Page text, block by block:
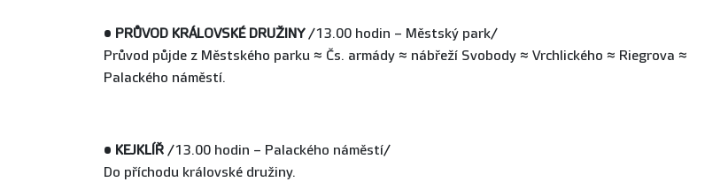
• PRŮVOD KRÁLOVSKÉ DRUŽINY/13.00 hodin – Městský park/
Průvod půjde z Městského parku ≈ Čs. armády ≈ nábřeží Svobody ≈ Vrchlického ≈ Riegrova ≈
Palackého náměstí.
• KEJKLÍŘ /13.00 hodin – Palackého náměstí/
Do příchodu královské družiny.